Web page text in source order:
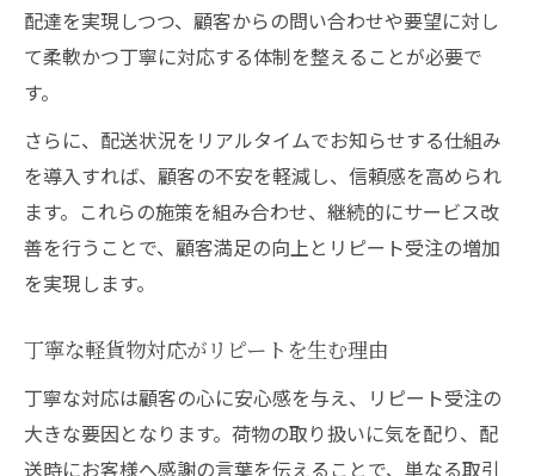
配達を実現しつつ、顧客からの問い合わせや要望に対し
て柔軟かつ丁寧に対応する体制を整えることが必要で
す。
さらに、配送状況をリアルタイムでお知らせする仕組み
を導入すれば、顧客の不安を軽減し、信頼感を高められ
ます。これらの施策を組み合わせ、継続的にサービス改
善を行うことで、顧客満足の向上とリピート受注の増加
を実現します。
丁寧な軽貨物対応がリピートを生む理由
丁寧な対応は顧客の心に安心感を与え、リピート受注の
大きな要因となります。荷物の取り扱いに気を配り、配
送時にお客様へ感謝の言葉を伝えることで、単なる取引